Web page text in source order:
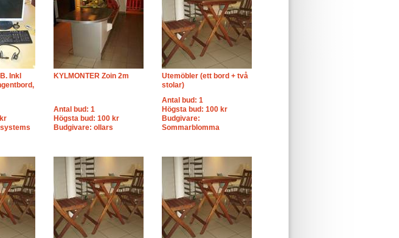
Inkl
KYLMONTER Zoin 2m
Antal bud: 1
Högsta bud: 100 kr
Budgivare: ollars
Utemöbler (ett bord + två
stolar)
Antal bud: 1
Högsta bud: 100 kr
Budgivare:
Sommarblomma